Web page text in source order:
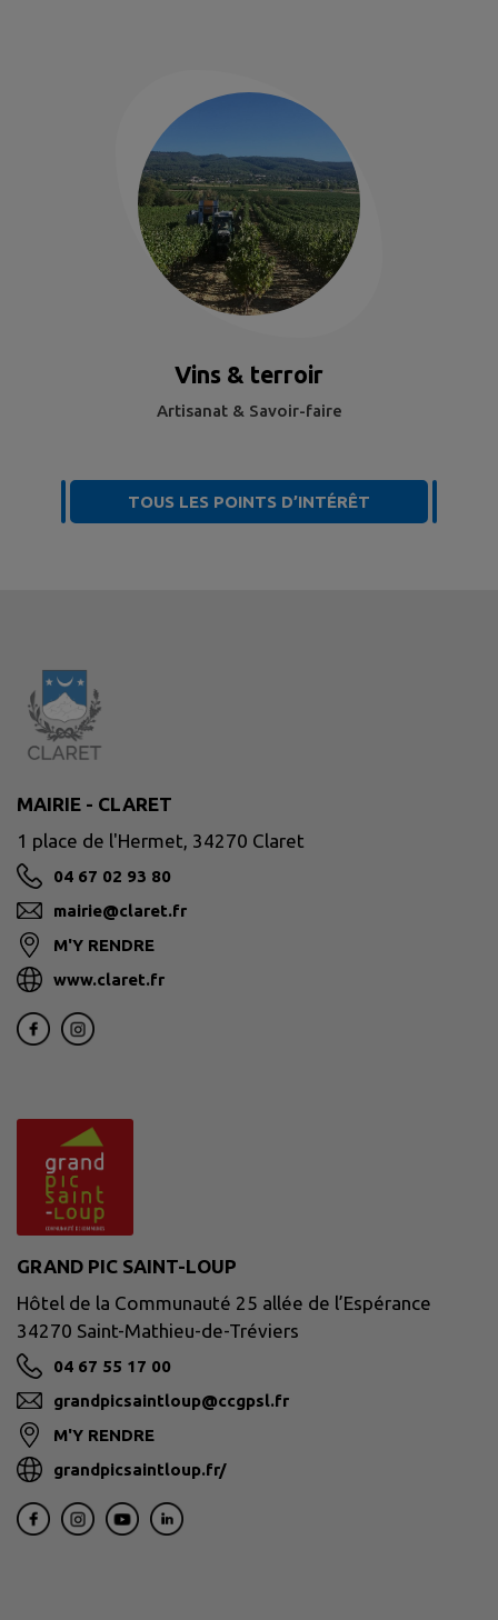
Vins & terroir
Artisanat & Savoir-faire
TOUS LES POINTS D’INTÉRÊT
MAIRIE - CLARET
1 place de l'Hermet, 34270 Claret
04 67 02 93 80
mairie@claret.fr
M'Y RENDRE
www.claret.fr
GRAND PIC SAINT-LOUP
Hôtel de la Communauté 25 allée de l’Espérance
34270 Saint-Mathieu-de-Tréviers
04 67 55 17 00
grandpicsaintloup@ccgpsl.fr
M'Y RENDRE
grandpicsaintloup.fr/